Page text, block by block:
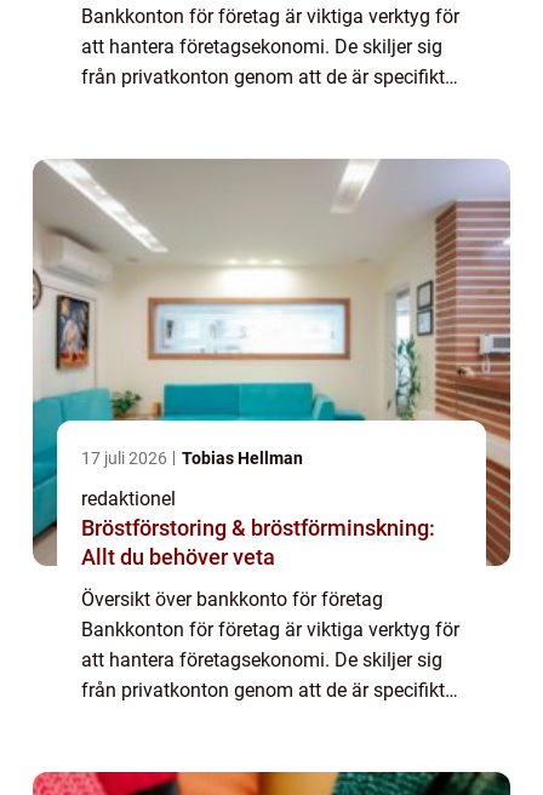
Bankkonton för företag är viktiga verktyg för
att hantera företagsekonomi. De skiljer sig
från privatkonton genom att de är specifikt
ge...
17 juli 2026 Tobias Hellman
redaktionel
Bröstförstoring & bröstförminskning:
Allt du behöver veta
Översikt över bankkonto för företag
Bankkonton för företag är viktiga verktyg för
att hantera företagsekonomi. De skiljer sig
från privatkonton genom att de är specifikt
ge...